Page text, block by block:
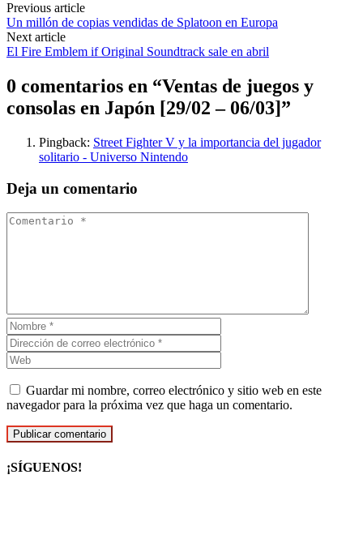
Previous article
Un millón de copias vendidas de Splatoon en Europa
Next article
El Fire Emblem if Original Soundtrack sale en abril
0 comentarios en “Ventas de juegos y
consolas en Japón [29/02 – 06/03]”
Pingback: Street Fighter V y la importancia del jugador
solitario - Universo Nintendo
Deja un comentario
Guardar mi nombre, correo electrónico y sitio web en este
navegador para la próxima vez que haga un comentario.
¡SÍGUENOS!